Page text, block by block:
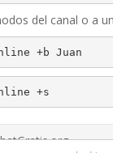
del canal o a
+b Juan
+s